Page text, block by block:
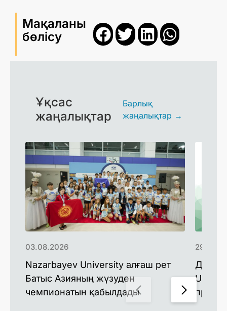
Мақаланы
бөлісу
Ұқсас
жаңалықтар
Барлық
жаңалықтар →
Nazarbayev University алғаш рет
Батыс Азияның жүзуден
чемпионатын қабылдады
03.08.2026